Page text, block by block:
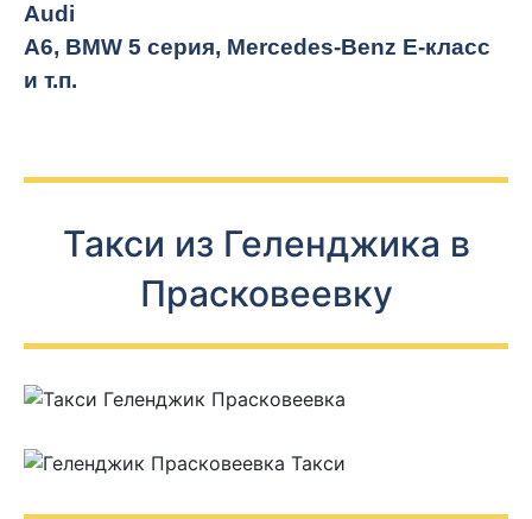
Audi
A6, BMW 5 серия, Mercedes-Benz E-класс
и т.п.
Такси из Геленджика в
Прасковеевку